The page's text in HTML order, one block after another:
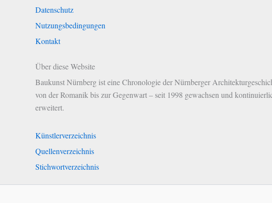
Datenschutz
Nutzungsbedingungen
Kontakt
Über diese Website
Baukunst Nürnberg ist eine Chronologie der Nürnberger
von der Romanik bis zur Gegenwart – seit 1998 gewachsen und
erweitert.
Künstlerverzeichnis
Quellenverzeichnis
Stichwortverzeichnis